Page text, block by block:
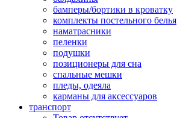
бамперы/бортики в кроватку
комплекты постельного белья
наматрасники
пеленки
подушки
позиционеры для сна
спальные мешки
пледы, одеяла
карманы для аксеcсуаров
транспорт